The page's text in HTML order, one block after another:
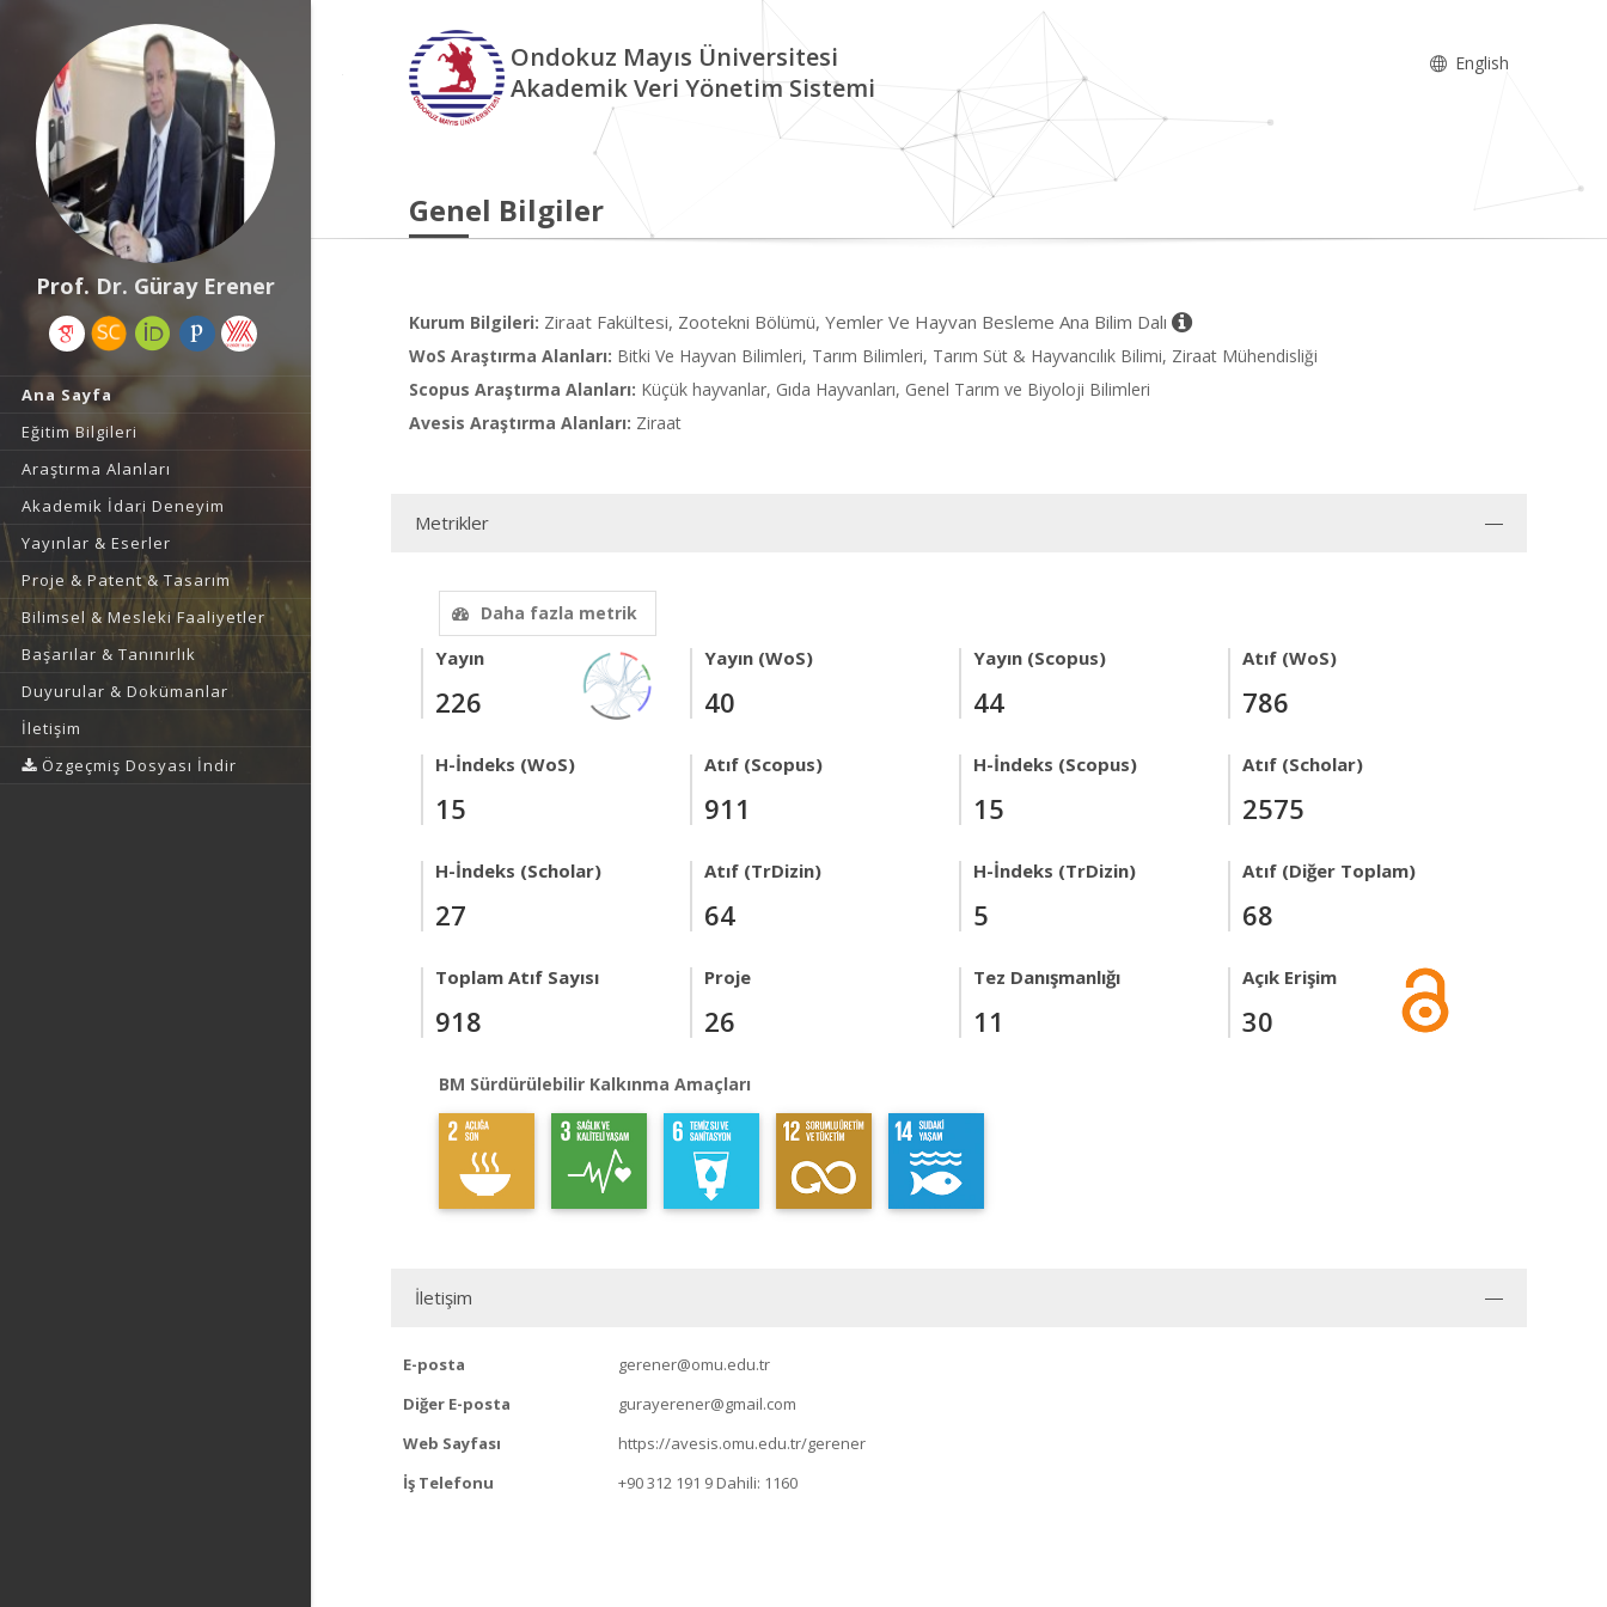
Prof. Dr. Güray Erener
Ana Sayfa
Eğitim Bilgileri
Araştırma Alanları
Akademik İdari Deneyim
Yayınlar & Eserler
Proje & Patent & Tasarım
Bilimsel & Mesleki Faaliyetler
Başarılar & Tanınırlık
Duyurular & Dokümanlar
İletişim
Özgeçmiş Dosyası İndir
Ondokuz Mayıs Üniversitesi
Akademik Veri Yönetim Sistemi
English
Genel Bilgiler
Kurum Bilgileri: Ziraat Fakültesi, Zootekni Bölümü, Yemler Ve Hayvan Besleme Ana Bilim Dalı
WoS Araştırma Alanları: Bitki Ve Hayvan Bilimleri, Tarım Bilimleri, Tarım Süt & Hayvancılık Bilimi, Ziraat Mühendisliği
Scopus Araştırma Alanları: Küçük hayvanlar, Gıda Hayvanları, Genel Tarım ve Biyoloji Bilimleri
Avesis Araştırma Alanları: Ziraat
Metrikler
Daha fazla metrik
Yayın
226
Yayın (WoS)
40
Yayın (Scopus)
44
Atıf (WoS)
786
H-İndeks (WoS)
15
Atıf (Scopus)
911
H-İndeks (Scopus)
15
Atıf (Scholar)
2575
H-İndeks (Scholar)
27
Atıf (TrDizin)
64
H-İndeks (TrDizin)
5
Atıf (Diğer Toplam)
68
Toplam Atıf Sayısı
918
Proje
26
Tez Danışmanlığı
11
Açık Erişim
30
BM Sürdürülebilir Kalkınma Amaçları
İletişim
E-posta
gerener@omu.edu.tr
Diğer E-posta
gurayerener@gmail.com
Web Sayfası
https://avesis.omu.edu.tr/gerener
İş Telefonu
+90 312 191 9 Dahili: 1160